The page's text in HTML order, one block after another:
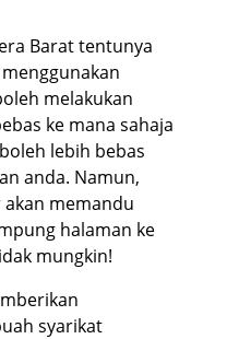
Barat tentunya
melakukan
ke mana sahaja
lebih bebas
anda. Namun,
memandu
halaman ke
mungkin!
syarikat